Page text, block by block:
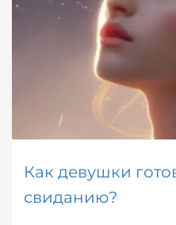
Как девушки
свиданию?